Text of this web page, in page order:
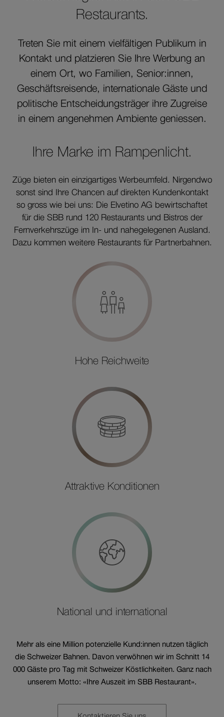
Restaurants.
Treten Sie mit einem vielfältigen Publikum in
Kontakt und platzieren Sie Ihre Werbung an
einem Ort, wo Familien, Senior:innen,
Geschäftsreisende, internationale Gäste und
politische Entscheidungsträger ihre Zugreise
in einem angenehmen Ambiente geniessen.
Ihre Marke im Rampenlicht.
Züge bieten ein einzigartiges Werbeumfeld. Nirgendwo
sonst sind Ihre Chancen auf direkten Kundenkontakt
so gross wie bei uns: Die Elvetino AG bewirtschaftet
für die SBB rund 120 Restaurants und Bistros der
Fernverkehrszüge im In- und nahegelegenen Ausland.
Dazu kommen weitere Restaurants für Partnerbahnen.
Hohe Reichweite
Attraktive Konditionen
National und international
Mehr als eine Million potenzielle Kund:innen nutzen täglich
die Schweizer Bahnen. Davon verwöhnen wir im Schnitt 14
000 Gäste pro Tag mit Schweizer Köstlichkeiten. Ganz nach
unserem Motto: «Ihre Auszeit im SBB Restaurant».